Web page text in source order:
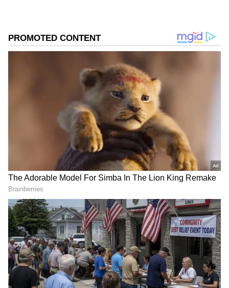
DOWNLOAD APP
ಕರ್ನಾಟಕ, ಭಾರತ (India News ) ಮತ್ತು ಜಗತ್ತಿನ
ಕ್ಷಣಕ್ಷಣದ ಕನ್ನಡ ಸುದ್ದಿ (Kannada News)
ಅಪ್ಡೇಟ್‌ಗಳಿಗಾಗಿ ಏಷ್ಯಾನೆಟ್ ಸುವರ್ಣ ನ್ಯೂಸ್‌ ಫಾಲೋ
ಮಾಡಿ. ಬ್ರೇಕಿಂಗ್ ಸುದ್ದಿ (Latest Kannada News),